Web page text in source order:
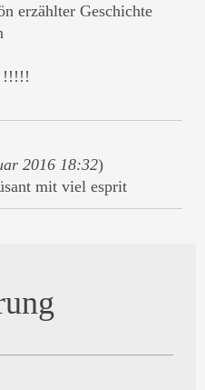
erzählter Geschichte
!!!!!
2016 18:32)
mit viel esprit